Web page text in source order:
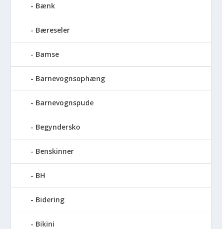
Bænk
Bæreseler
Bamse
Barnevognsophæng
Barnevognspude
Begyndersko
Benskinner
BH
Bidering
Bikini